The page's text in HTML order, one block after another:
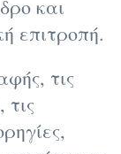
και
επιτροπή.
τις